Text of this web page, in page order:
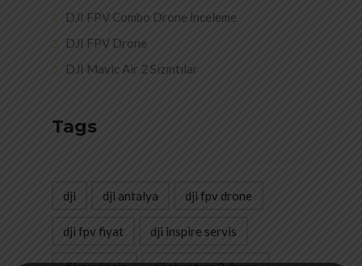
DJI FPV Combo Drone İnceleme
DJI FPV Drone
DJI Mavic Air 2 Sızıntılar
Tags
dji dji antalya dji fpv drone
dji fpv fiyat dji inspire servis